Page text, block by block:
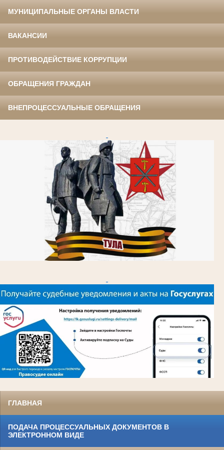
МУНИЦИПАЛЬНЫЕ ОРГАНЫ ВЛАСТИ
ВАКАНСИИ
ПРОТИВОДЕЙСТВИЕ КОРРУПЦИИ
ОБРАЩЕНИЯ ГРАЖДАН
ВНЕПРОЦЕССУАЛЬНЫЕ ОБРАЩЕНИЯ
ГЛАВНАЯ
ПОДАЧА ПРОЦЕССУАЛЬНЫХ ДОКУМЕНТОВ В
ЭЛЕКТРОННОМ ВИДЕ